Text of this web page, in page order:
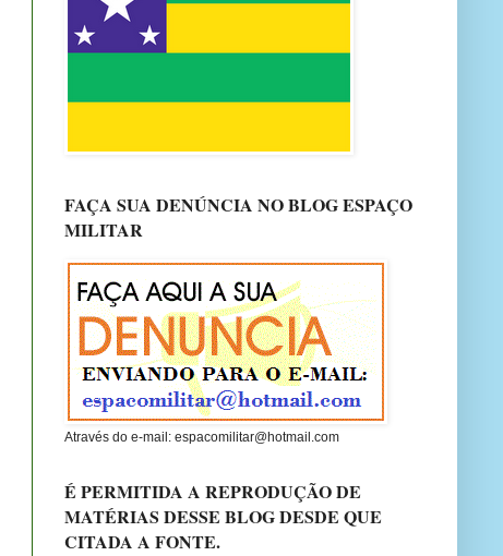
FAÇA SUA DENÚNCIA NO BLOG ESPAÇO
MILITAR
Através do e-mail: espacomilitar@hotmail.com
É PERMITIDA A REPRODUÇÃO DE
MATÉRIAS DESSE BLOG DESDE QUE
CITADA A FONTE.